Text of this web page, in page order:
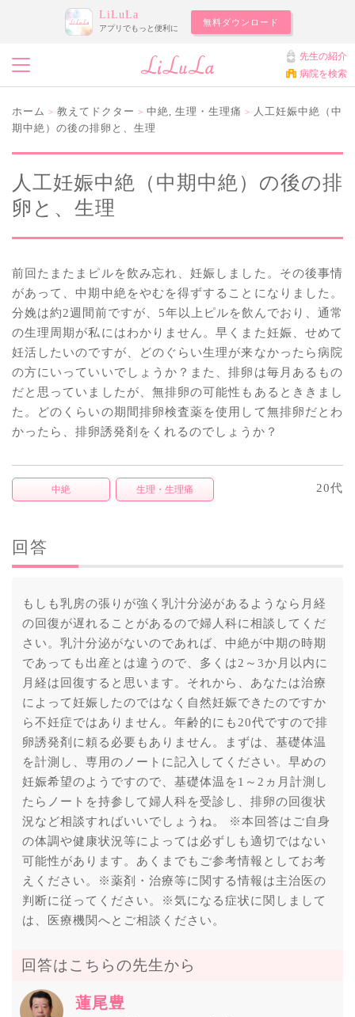
LiLuLa
アプリでもっと便利に
無料ダウンロード
先生の紹介
病院を検索
ホーム > 教えてドクター > 中絶, 生理・生理痛 > 人工妊娠中絶（中
期中絶）の後の排卵と、生理
人工妊娠中絶（中期中絶）の後の排
卵と、生理
前回たまたまピルを飲み忘れ、妊娠しました。その後事情
があって、中期中絶をやむを得ずすることになりました。
分娩は約2週間前ですが、5年以上ピルを飲んでおり、通常
の生理周期が私にはわかりません。早くまた妊娠、せめて
妊活したいのですが、どのぐらい生理が来なかったら病院
の方にいっていいでしょうか？また、排卵は毎月あるもの
だと思っていましたが、無排卵の可能性もあるとききまし
た。どのくらいの期間排卵検査薬を使用して無排卵だとわ
かったら、排卵誘発剤をくれるのでしょうか？
中絶 生理・生理痛 20代
回答
もしも乳房の張りが強く乳汁分泌があるようなら月経
の回復が遅れることがあるので婦人科に相談してくだ
さい。乳汁分泌がないのであれば、中絶が中期の時期
であっても出産とは違うので、多くは2～3か月以内に
月経は回復すると思います。それから、あなたは治療
によって妊娠したのではなく自然妊娠できたのですか
ら不妊症ではありません。年齢的にも20代ですので排
卵誘発剤に頼る必要もありません。まずは、基礎体温
を計測し、専用のノートに記入してください。早めの
妊娠希望のようですので、基礎体温を1～2ヵ月計測し
たらノートを持参して婦人科を受診し、排卵の回復状
況など相談すればいいでしょうね。 ※本回答はご自身
の体調や健康状況等によっては必ずしも適切ではない
可能性があります。あくまでもご参考情報としてお考
えください。※薬剤・治療等に関する情報は主治医の
判断に従ってください。※気になる症状に関しまして
は、医療機関へとご相談ください。
回答はこちらの先生から
蓮尾豊